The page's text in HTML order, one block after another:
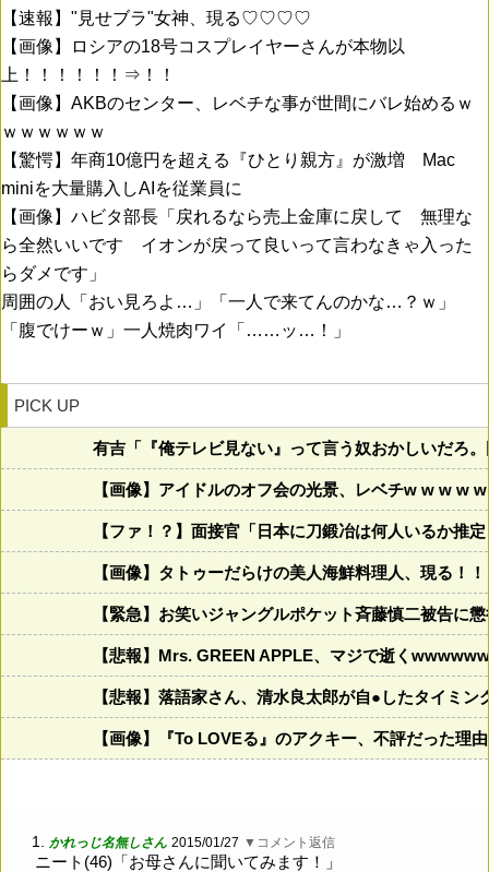
【速報】"見せブラ"女神、現る♡♡♡♡
【画像】ロシアの18号コスプレイヤーさんが本物以
上！！！！！！⇒！！
【画像】AKBのセンター、レベチな事が世間にバレ始めるｗ
ｗｗｗｗｗｗ
【驚愕】年商10億円を超える『ひとり親方』が激増 Mac
miniを大量購入しAIを従業員に
【画像】ハビタ部長「戻れるなら売上金庫に戻して 無理な
ら全然いいです イオンが戻って良いって言わなきゃ入った
らダメです」
周囲の人「おい見ろよ…」「一人で来てんのかな…？ｗ」
「腹でけーｗ」一人焼肉ワイ「……ッ…！」
PICK UP
有吉「『俺テレビ見ない』って言う奴おかしいだろ
【画像】アイドルのオフ会の光景、レベチw w w w
【ファ！？】面接官「日本に刀鍛冶は何人いるか
【画像】タトゥーだらけの美人海鮮料理人、現る
【緊急】お笑いジャングルポケット斉藤慎二被告に
【悲報】Mrs. GREEN APPLE、マジで逝くwwwwww
【悲報】落語家さん、清水良太郎が自●したタイミ
【画像】『To LOVEる』のアクキー、不評だった理
1. かれっじ名無しさん 2015/01/27 ▼コメント返信
ニート(46)「お母さんに聞いてみます！」